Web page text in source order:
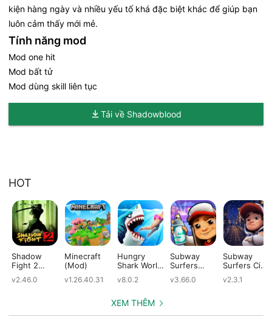
kiện hàng ngày và nhiều yếu tố khá đặc biệt khác để giúp bạn
luôn cảm thấy mới mẻ.
Tính năng mod
Mod one hit
Mod bất tử
Mod dùng skill liên tục
Tải về Shadowblood
HOT
Shadow
Fight 2
v2.46.0
Minecraft
(Mod)
v1.26.40.31
Hungry
Shark World
v8.0.2
Subway
Surfers
v3.66.0
Subway
Surfers City
v2.3.1
XEM THÊM